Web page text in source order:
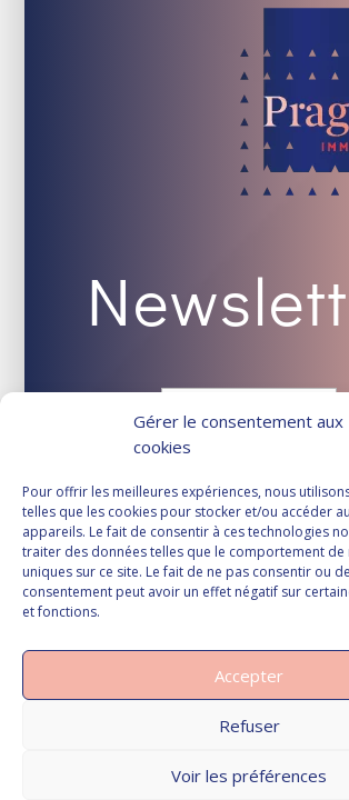
Gérer le consentement aux
cookies
Pour offrir les meilleures expériences, nous
telles que les cookies pour stocker et/ou accéder
appareils. Le fait de consentir à ces technologies
traiter des données telles que le comportement de
uniques sur ce site. Le fait de ne pas consentir ou
consentement peut avoir un effet négatif sur
et fonctions.
Accepter
Refuser
Voir les préférences